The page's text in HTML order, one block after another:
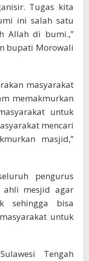
Tugas kita
ini salah satu
Allah di bumi.,”
bupati Morowali
masyarakat
memakmurkan
untuk
mencari
masjid,”
pengurus
ahli mesjid agar
sehingga bisa
untuk
Tengah